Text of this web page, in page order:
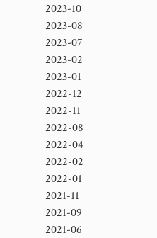
2023-10
2023-08
2023-07
2023-02
2023-01
2022-12
2022-11
2022-08
2022-04
2022-02
2022-01
2021-11
2021-09
2021-06